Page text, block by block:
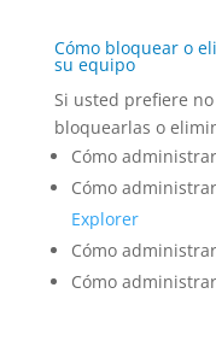
Cómo bloquear o
su equipo
Si usted prefiere
bloquearlas o
Cómo
Cómo
Explorer
Cómo
Cómo